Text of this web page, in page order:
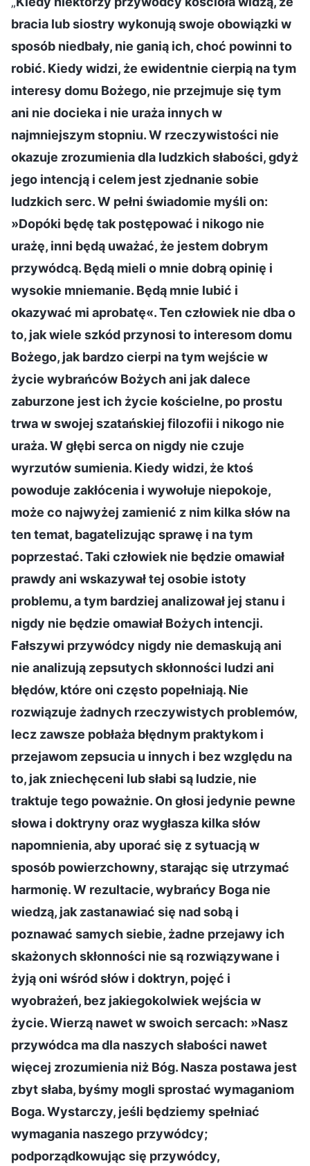
bracia lub siostry wykonują swoje obowiązki w
sposób niedbały, nie ganią ich, choć powinni to
robić. Kiedy widzi, że ewidentnie cierpią na tym
interesy domu Bożego, nie przejmuje się tym
ani nie docieka i nie uraża innych w
najmniejszym stopniu. W rzeczywistości nie
okazuje zrozumienia dla ludzkich słabości, gdyż
jego intencją i celem jest zjednanie sobie
ludzkich serc. W pełni świadomie myśli on:
»Dopóki będę tak postępować i nikogo nie
urażę, inni będą uważać, że jestem dobrym
przywódcą. Będą mieli o mnie dobrą opinię i
wysokie mniemanie. Będą mnie lubić i
okazywać mi aprobatę«. Ten człowiek nie dba o
to, jak wiele szkód przynosi to interesom domu
Bożego, jak bardzo cierpi na tym wejście w
życie wybrańców Bożych ani jak dalece
zaburzone jest ich życie kościelne, po prostu
trwa w swojej szatańskiej filozofii i nikogo nie
uraża. W głębi serca on nigdy nie czuje
wyrzutów sumienia. Kiedy widzi, że ktoś
powoduje zakłócenia i wywołuje niepokoje,
może co najwyżej zamienić z nim kilka słów na
ten temat, bagatelizując sprawę i na tym
poprzestać. Taki człowiek nie będzie omawiał
prawdy ani wskazywał tej osobie istoty
problemu, a tym bardziej analizował jej stanu i
nigdy nie będzie omawiał Bożych intencji.
Fałszywi przywódcy nigdy nie demaskują ani
nie analizują zepsutych skłonności ludzi ani
błędów, które oni często popełniają. Nie
rozwiązuje żadnych rzeczywistych problemów,
lecz zawsze pobłaża błędnym praktykom i
przejawom zepsucia u innych i bez względu na
to, jak zniechęceni lub słabi są ludzie, nie
traktuje tego poważnie. On głosi jedynie pewne
słowa i doktryny oraz wygłasza kilka słów
napomnienia, aby uporać się z sytuacją w
sposób powierzchowny, starając się utrzymać
harmonię. W rezultacie, wybrańcy Boga nie
wiedzą, jak zastanawiać się nad sobą i
poznawać samych siebie, żadne przejawy ich
skażonych skłonności nie są rozwiązywane i
żyją oni wśród słów i doktryn, pojęć i
wyobrażeń, bez jakiegokolwiek wejścia w
życie. Wierzą nawet w swoich sercach: »Nasz
przywódca ma dla naszych słabości nawet
więcej zrozumienia niż Bóg. Nasza postawa jest
zbyt słaba, byśmy mogli sprostać wymaganiom
Boga. Wystarczy, jeśli będziemy spełniać
wymagania naszego przywódcy;
podporządkowując się przywódcy,